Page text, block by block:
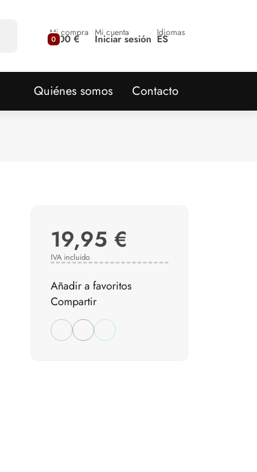
0
Mi compra
0,00 € Mi cuenta
Iniciar sesión Idiomas
ES
Quiénes somos Contacto
19,95 €
IVA incluido
Añadir a favoritos
Compartir